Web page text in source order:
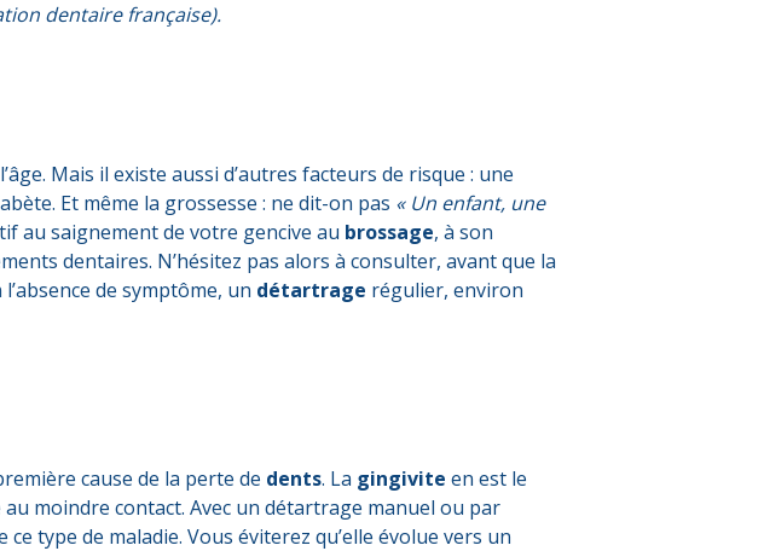
dentaire française).
Mais il existe aussi d’autres facteurs de risque : une
Et même la grossesse : ne dit-on pas « Un enfant, une
au saignement de votre gencive au brossage, à son
dentaires. N’hésitez pas alors à consulter, avant que la
de symptôme, un détartrage régulier, environ
cause de la perte de dents. La gingivite en est le
moindre contact. Avec un détartrage manuel ou par
type de maladie. Vous éviterez qu’elle évolue vers un